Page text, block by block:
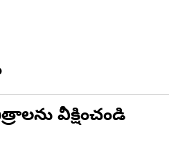
వీక్షించండి